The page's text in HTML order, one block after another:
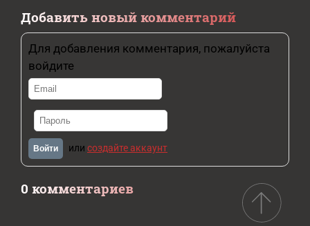
Добавить новый комментарий
Для добавления комментария, пожалуйста
войдите
Войти или создайте аккаунт
0 комментариев